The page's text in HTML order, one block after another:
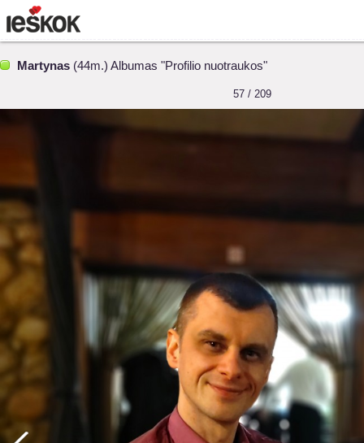
Martynas (44m.) Albumas "Profilio nuotraukos"
57 / 209